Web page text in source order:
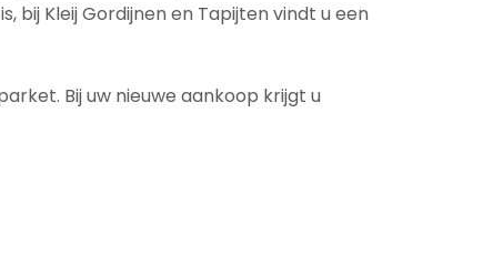
bij Kleij Gordijnen en Tapijten vindt u een
Bij uw nieuwe aankoop krijgt u